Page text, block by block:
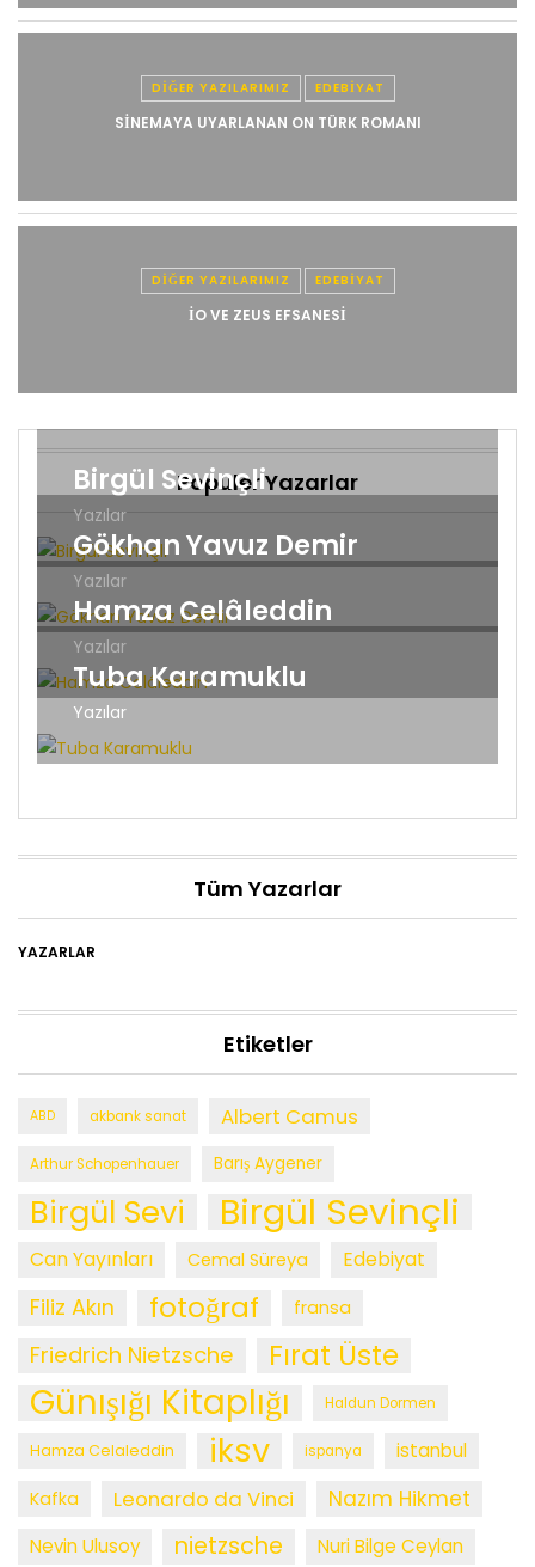
DIĞER YAZILARIMIZ EDEBIYAT
SINEMAYA UYARLANAN ON TÜRK ROMANI
DIĞER YAZILARIMIZ EDEBIYAT
İO VE ZEUS EFSANESI
Popüler Yazarlar
Birgül Sevinçli
Yazılar
Gökhan Yavuz Demir
Yazılar
Hamza Celâleddin
Yazılar
Tuba Karamuklu
Yazılar
Tüm Yazarlar
YAZARLAR
Etiketler
ABD akbank sanat Albert Camus
Arthur Schopenhauer Barış Aygener
Birgül Sevi Birgül Sevinçli
Can Yayınları Cemal Süreya Edebiyat
Filiz Akın fotoğraf fransa
Friedrich Nietzsche Fırat Üste
Günışığı Kitaplığı Haldun Dormen
Hamza Celaleddin iksv ispanya istanbul
Kafka Leonardo da Vinci Nazım Hikmet
Nevin Ulusoy nietzsche Nuri Bilge Ceylan